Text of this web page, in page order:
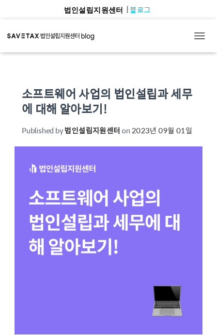
법인설립지원센터 블로그
소프트웨어 사업의 법인설립과 세무
에 대해 알아보기!
Published by법인설립지원센터on2023년 09월 01일